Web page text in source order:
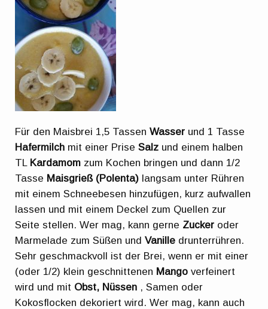
Für den Maisbrei 1,5 TassenWasser und 1 Tasse
Hafermilch mit einer PriseSalz und einem halben
TL Kardamom zum Kochen bringen und dann 1/2
Tasse Maisgrieß (Polenta) langsam unter Rühren
mit einem Schneebesen hinzufügen, kurz aufwallen
lassen und mit einem Deckel zum Quellen zur
Seite stellen. Wer mag, kann gerne Zucker oder
Marmelade zum Süßen undVanille drunterrühren.
Sehr geschmackvoll ist der Brei, wenn er mit einer
(oder 1/2) klein geschnittenen Mango verfeinert
wird und mit Obst, Nüssen , Samen oder
Kokosflocken dekoriert wird. Wer mag, kann auch